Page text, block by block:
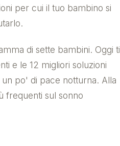
per cui il tuo bambino si
di sette bambini. Oggi ti
e le 12 migliori soluzioni
po' di pace notturna. Alla
frequenti sul sonno